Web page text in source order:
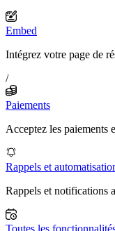
Embed
Intégrez votre page de
/
Paiements
Acceptez les paiements
Rappels et
Rappels et notifications